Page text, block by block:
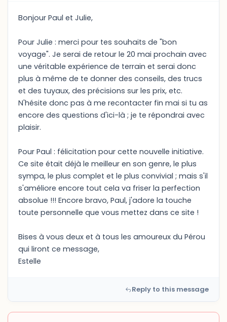
Bonjour Paul et Julie,
Pour Julie : merci pour tes souhaits de "bon
voyage". Je serai de retour le 20 mai prochain avec
une véritable expérience de terrain et serai donc
plus à même de te donner des conseils, des trucs
et des tuyaux, des précisions sur les prix, etc.
N'hésite donc pas à me recontacter fin mai si tu as
encore des questions d'ici-là ; je te répondrai avec
plaisir.
Pour Paul : félicitation pour cette nouvelle initiative.
Ce site était déjà le meilleur en son genre, le plus
sympa, le plus complet et le plus convivial ; mais s'il
s'améliore encore tout cela va friser la perfection
absolue !!! Encore bravo, Paul, j'adore la touche
toute personnelle que vous mettez dans ce site !
Bises à vous deux et à tous les amoureux du Pérou
qui liront ce message,
Estelle
Reply to this message